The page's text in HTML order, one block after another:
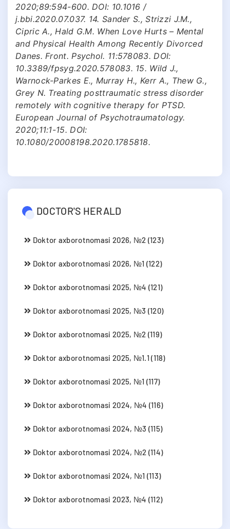
2020;89:594-600. DOI: 10.1016 /
j.bbi.2020.07.037. 14. Sander S., Strizzi J.M.,
Cipric A., Hald G.M. When Love Hurts – Mental
and Physical Health Among Recently Divorced
Danes. Front. Psychol. 11:578083. DOI:
10.3389/fpsyg.2020.578083. 15. Wild J.,
Warnock-Parkes E., Murray H., Kerr A., Thew G.,
Grey N. Treating posttraumatic stress disorder
remotely with cognitive therapy for PTSD.
European Journal of Psychotraumatology.
2020;11:1-15. DOI:
10.1080/20008198.2020.1785818.
DOCTOR'S HERALD
Doktor axborotnomasi 2026, №2 (123)
Doktor axborotnomasi 2026, №1 (122)
Doktor axborotnomasi 2025, №4 (121)
Doktor axborotnomasi 2025, №3 (120)
Doktor axborotnomasi 2025, №2 (119)
Doktor axborotnomasi 2025, №1.1 (118)
Doktor axborotnomasi 2025, №1 (117)
Doktor axborotnomasi 2024, №4 (116)
Doktor axborotnomasi 2024, №3 (115)
Doktor axborotnomasi 2024, №2 (114)
Doktor axborotnomasi 2024, №1 (113)
Doktor axborotnomasi 2023, №4 (112)